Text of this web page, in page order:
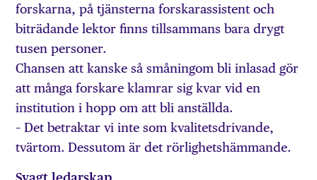
forskarna, på tjänsterna forskarassistent och
biträdande lektor finns tillsammans bara drygt
tusen personer.
Chansen att kanske så småningom bli inlasad gör
att många forskare klamrar sig kvar vid en
institution i hopp om att bli anställda.
– Det betraktar vi inte som kvalitetsdrivande,
tvärtom. Dessutom är det rörlighetshämmande.